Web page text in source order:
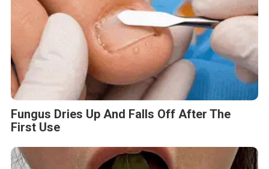
Fungus Dries Up And Falls Off After The
First Use